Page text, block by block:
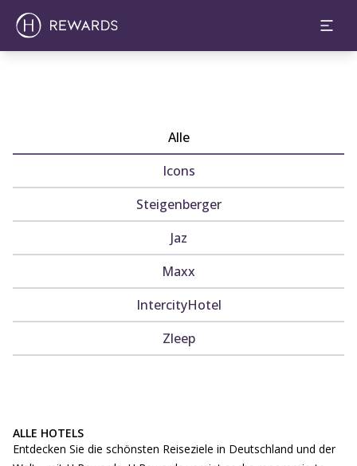
Alle
Icons
Steigenberger
Jaz
Maxx
IntercityHotel
Zleep
ALLE HOTELS
Entdecken Sie die schönsten Reiseziele in Deutschland und der